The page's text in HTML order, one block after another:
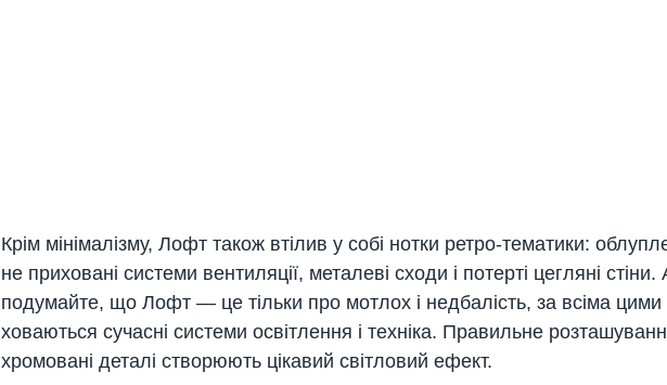
Крім мінімалізму, Лофт також втілив у собі нотки ретро-тематики:
не приховані системи вентиляції, металеві сходи і потерті цегляні
подумайте, що Лофт — це тільки про мотлох і недбалість, за всіма
ховаються сучасні системи освітлення і техніка. Правильне
хромовані деталі створюють цікавий світловий ефект.